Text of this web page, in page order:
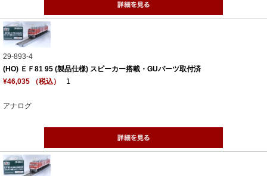
29-893-4
(HO) ＥＦ81 95 (製品仕様) スピーカー搭載・GUパーツ取付済
¥46,035 （税込）
1
アナログ